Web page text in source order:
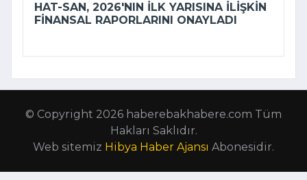
HAT-SAN, 2026'NIN ILK YARISINA ILIŞKIN
FINANSAL RAPORLARINI ONAYLADI
© Copyright 2026 haberebakhabere.com Tüm
Hakları Saklıdır.
Web sitemiz Hibya Haber Ajansı Abonesidir.